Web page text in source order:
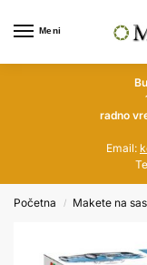
Meni
radno
Email:
Početna / Makete na